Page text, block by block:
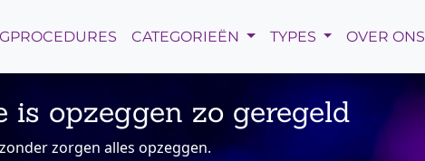
CATEGORIEËN TYPES OVER ONS
is opzeggen zo geregeld
zorgen alles opzeggen.